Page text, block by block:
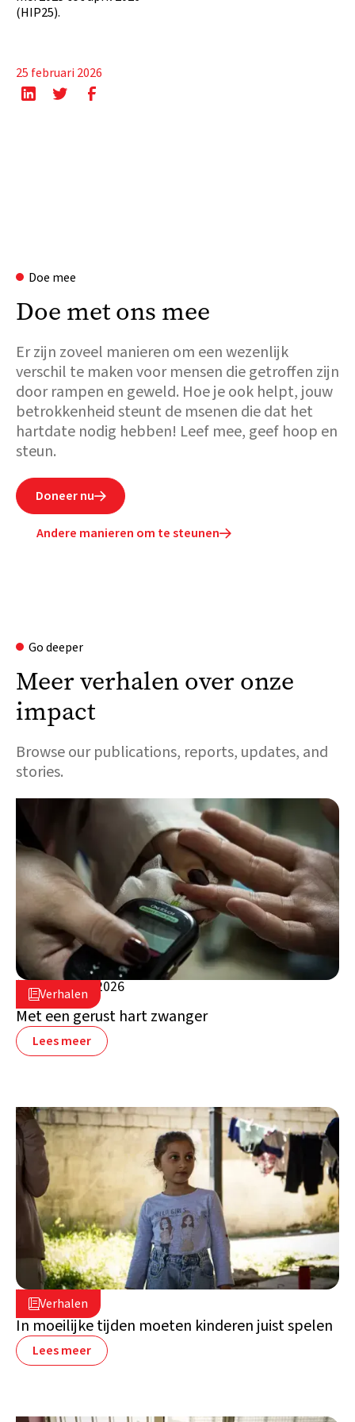
(HIP25).
25 februari 2026
Doe mee
Doe met ons mee
Er zijn zoveel manieren om een wezenlijk
verschil te maken voor mensen die getroffen zijn
door rampen en geweld. Hoe je ook helpt, jouw
betrokkenheid steunt de msenen die dat het
hartdate nodig hebben! Leef mee, geef hoop en
steun.
Doneer nu
Andere manieren om te steunen
Go deeper
Meer verhalen over onze
impact
Browse our publications, reports, updates, and
stories.
Verhalen
5 augustus 2026
Libanon
Met een gerust hart zwanger
Lees meer
Verhalen
16 juli 2026
Libanon
In moeilijke tijden moeten kinderen juist spelen
Lees meer